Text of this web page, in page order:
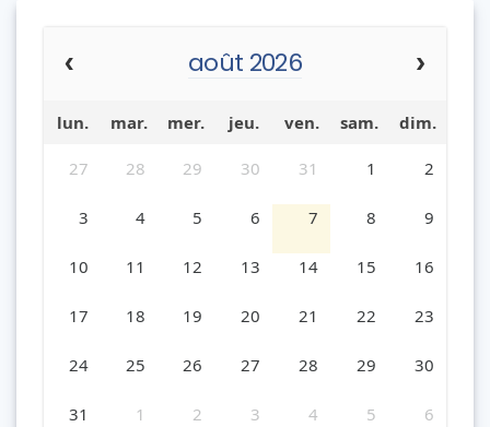
août 2026
lun. mar. mer. jeu. ven. sam. dim.
27 28 29 30 31 1 2
3 4 5 6 7 8 9
10 11 12 13 14 15 16
17 18 19 20 21 22 23
24 25 26 27 28 29 30
31 1 2 3 4 5 6